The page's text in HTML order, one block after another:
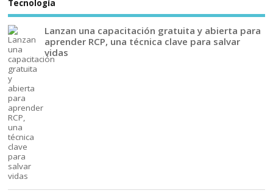
Tecnología
Lanzan una capacitación gratuita y abierta para
aprender RCP, una técnica clave para salvar
vidas